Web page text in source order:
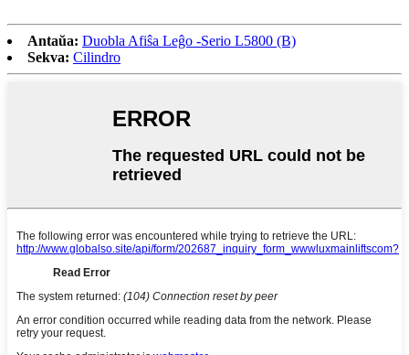
Antaŭa: Duobla Afiŝa Leĝo -Serio L5800 (B)
Sekva: Cilindro